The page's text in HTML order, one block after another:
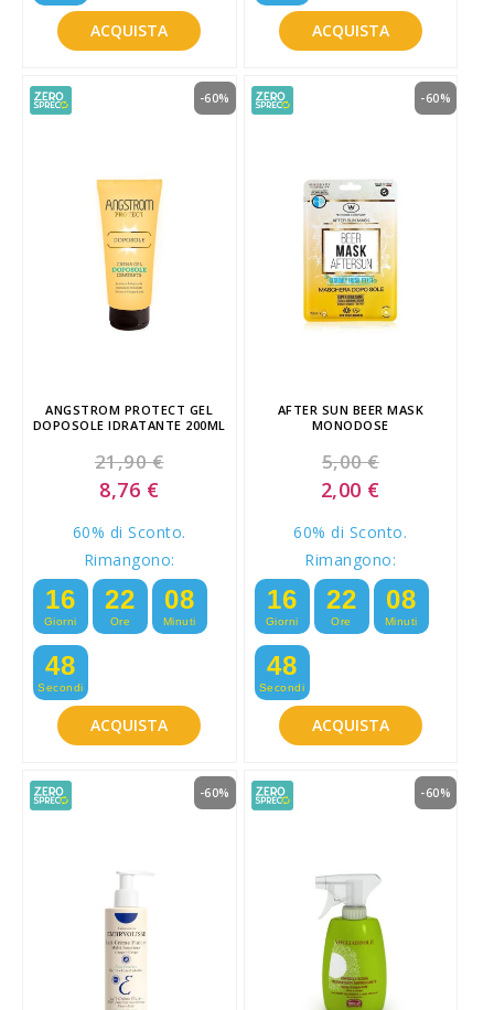
ACQUISTA ACQUISTA
ANGSTROM PROTECT GEL
DOPOSOLE IDRATANTE 200ML
21,90 €
-60%
Special
Price
8,76 €
60% di Sconto.
Rimangono:
16
Giorni
22
Ore
08
Minuti
47
Secondi
ACQUISTA
AFTER SUN BEER MASK
MONODOSE
5,00 €
-60%
Special
Price
2,00 €
60% di Sconto.
Rimangono:
16
Giorni
22
Ore
08
Minuti
47
Secondi
ACQUISTA
-60% -60%